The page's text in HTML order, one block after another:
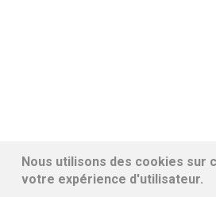
Nous utilisons des cookies sur
votre expérience d'utilisateur.